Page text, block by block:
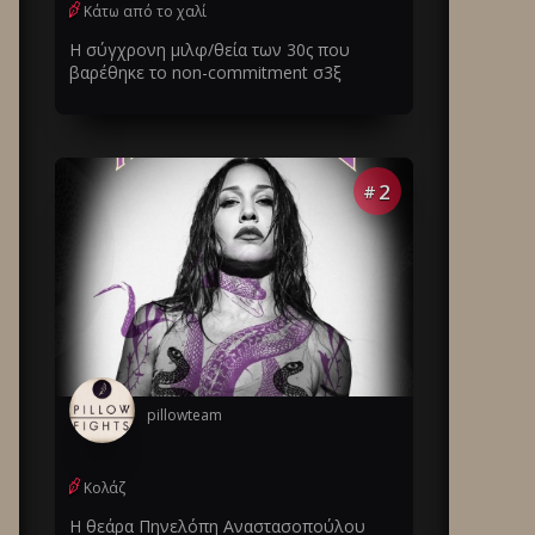
Κάτω από το χαλί
Η σύγχρονη μιλφ/θεία των 30ς που
βαρέθηκε το non-commitment σ3ξ
# 2
pillowteam
Κολάζ
Η θεάρα Πηνελόπη Αναστασοπούλου